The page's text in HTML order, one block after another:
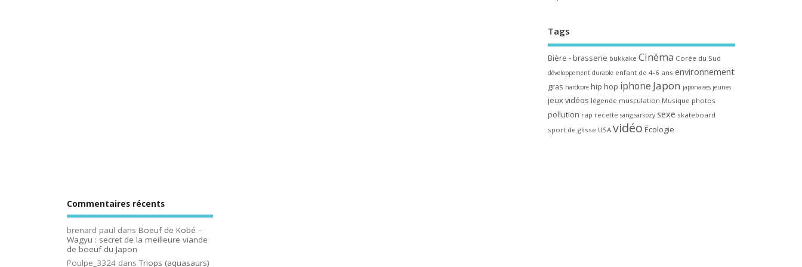
Tags
Bière - brasserie bukkake Cinéma Corée du Sud
développement durable enfant de 4-6 ans environnement
gras hardcore hip hop iphone Japon japonaises jeunes
jeux vidéos légende musculation Musique photos
pollution rap recette sang sarkozy sexe skateboard
sport de glisse USA vidéo Écologie
Commentaires récents
brenard paul dans Boeuf de Kobé –
Wagyu : secret de la meilleure viande
de boeuf du Japon
Poulpe_3324 dansTriops (aquasaurs)